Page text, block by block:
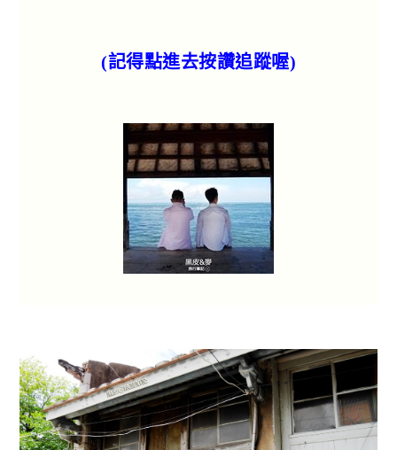
(記得點進去按讚追蹤喔)